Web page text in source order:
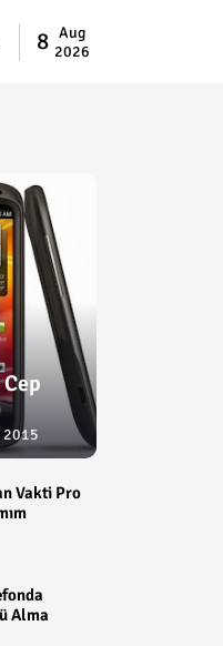
8 Aug
2026
2015
Vakti Pro
Alma